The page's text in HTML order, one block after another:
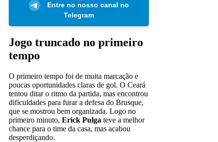
Entre no nosso canal no
Telegram
Jogo truncado no primeiro
tempo
O primeiro tempo foi de muita marcação e
poucas oportunidades claras de gol. O Ceará
tentou ditar o ritmo da partida, mas encontrou
dificuldades para furar a defesa do Brusque,
que se mostrou bem organizada. Logo no
primeiro minuto, Erick Pulga teve a melhor
chance para o time da casa, mas acabou
desperdiçando.